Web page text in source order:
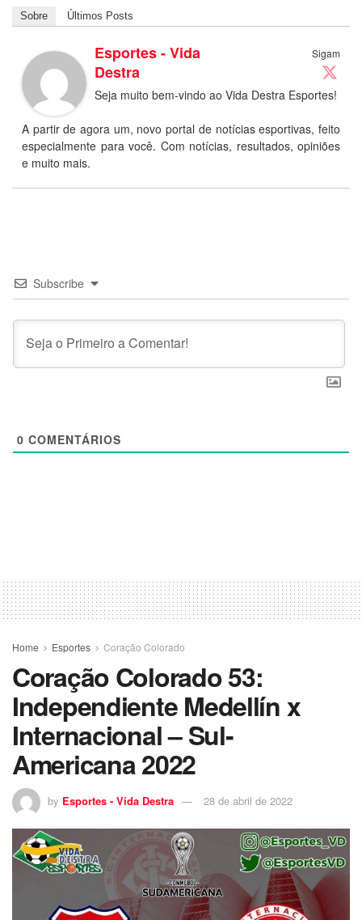
Sobre Últimos Posts
Sigam
Esportes - Vida
Destra
Seja muito bem-vindo ao Vida Destra Esportes!
A partir de agora um, novo portal de notícias esportivas, feito
especialmente para você. Com notícias, resultados, opiniões
e muito mais.
Subscribe
0 COMENTÁRIOS
Home Esportes Coração Colorado
Coração Colorado 53:
Independiente Medellín x
Internacional – Sul-
Americana 2022
by Esportes - Vida Destra 28 de abril de 2022